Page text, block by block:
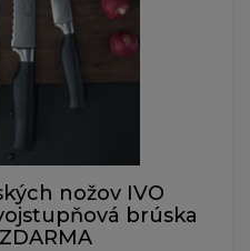
nožov IVO
brúska